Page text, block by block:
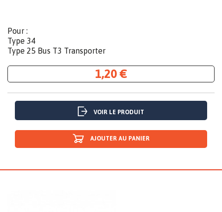
Pour :
Type 34
Type 25 Bus T3 Transporter
1,20 €
VOIR LE PRODUIT
AJOUTER AU PANIER